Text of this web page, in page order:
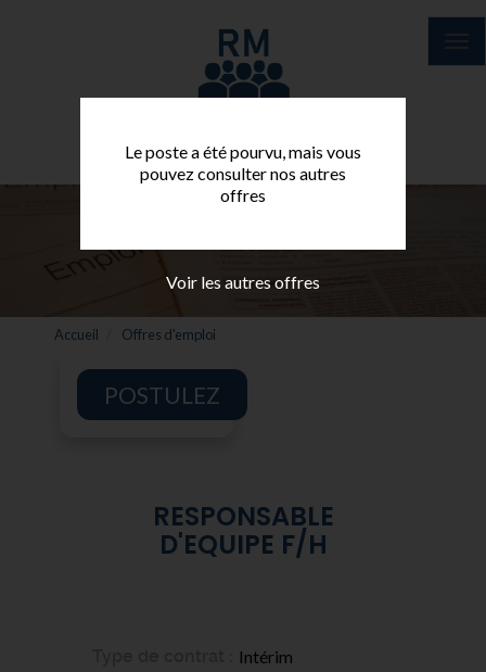
Accueil Offres d'emploi
Le poste a été pourvu, mais vous
pouvez consulter nos autres
offres
Voir les autres offres
POSTULEZ
RESPONSABLE
D'EQUIPE F/H
Intérim